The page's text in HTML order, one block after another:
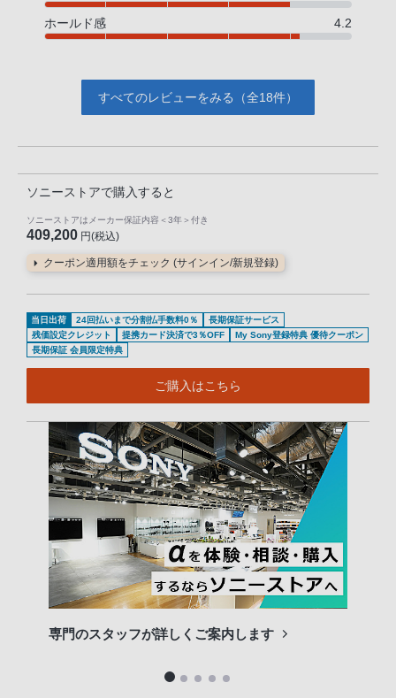
ホールド感 4.2
すべてのレビューをみる（全18件）
ソニーストアで購入すると
ソニーストアはメーカー保証内容 ＜3年＞ 付き
409,200 円(税込)
クーポン適用額をチェック (サインイン/新規登録)
当日出荷 24回払いまで分割払手数料0％
長期保証サービス
残価設定クレジット
提携カード決済で3％OFF
My Sony登録特典 優待クーポン
長期保証 会員限定特典
ご購入はこちら
専門のスタッフが詳しくご案内します